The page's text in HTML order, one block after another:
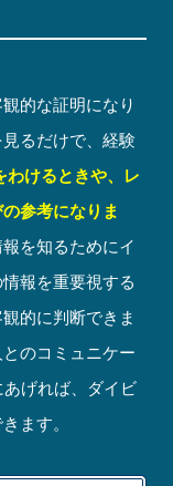
的な証明になり
るだけで、経験
わけるときや、レ
参考になりま
を知るためにイ
報を重要視する
的に判断できま
のコミュニケー
げれば、ダイビ
ます。